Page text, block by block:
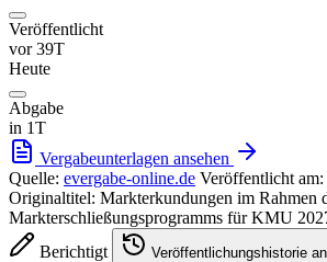
Veröffentlicht
vor 39T
Heute
Abgabe
in 1T
Vergabeunterlagen ansehen
Quelle: evergabe-online.de Veröffentlicht
Originaltitel: Markterkundungen im Rahmen
Markterschließungsprogramms für KMU
Berichtigt
Veröffentlichungshistorie